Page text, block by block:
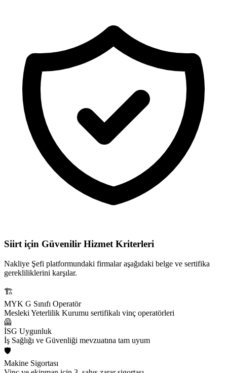
Siirt için Güvenilir Hizmet Kriterleri
Nakliye Şefi platformundaki firmalar aşağıdaki belge ve sertifika
gerekliliklerini karşılar.
🏗️
MYK G Sınıfı Operatör
Mesleki Yeterlilik Kurumu sertifikalı vinç operatörleri
🦺
İSG Uygunluk
İş Sağlığı ve Güvenliği mevzuatına tam uyum
🛡️
Makine Sigortası